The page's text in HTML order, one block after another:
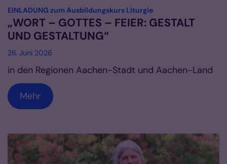
EINLADUNG zum Ausbildungskurs Liturgie:
„WORT – GOTTES – FEIER: GESTALT
UND GESTALTUNG“
26. Juni 2026
in den Regionen Aachen-Stadt und Aachen-Land
Mehr